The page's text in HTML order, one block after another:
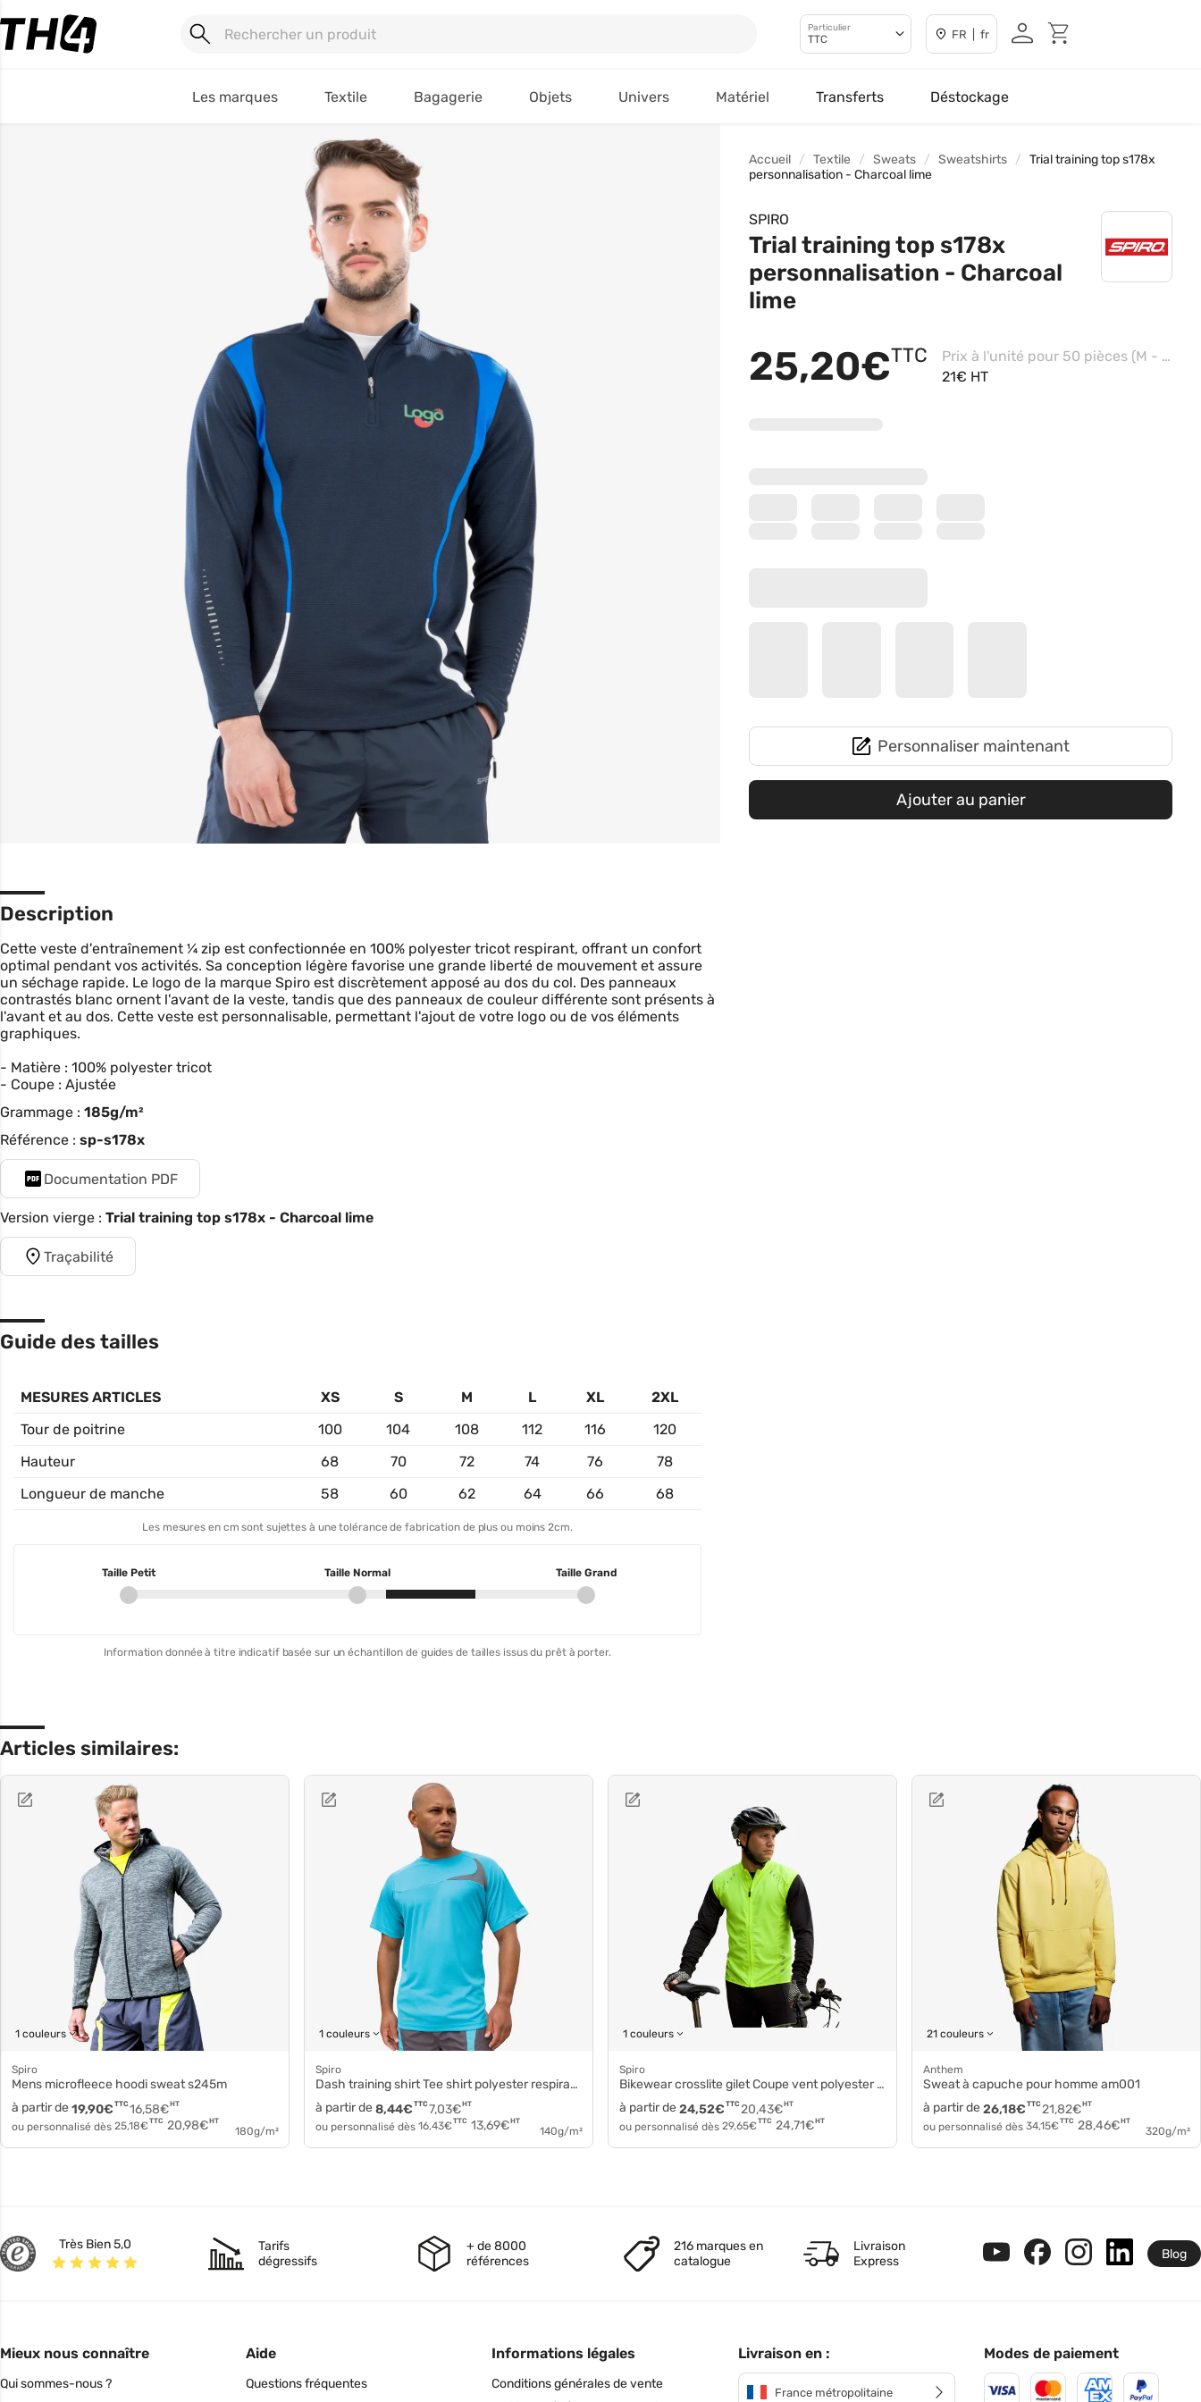
Particulier
TTC FR | fr
Les marques Textile Bagagerie Objets Univers Matériel Transferts Déstockage
Accueil Textile Sweats Sweatshirts
Trial training top s178x
personnalisation - Charcoal lime
SPIRO
Trial training top s178x
personnalisation - Charcoal
lime
25,20€TTC
Prix à l'unité pour 50 pièces (M - Navy/royal/white, Impression coeur)
21€ HT
Personnaliser maintenant
Ajouter au panier
Description
Cette veste d'entraînement ¼ zip est confectionnée en 100% polyester tricot respirant, offrant un confort
optimal pendant vos activités. Sa conception légère favorise une grande liberté de mouvement et assure
un séchage rapide. Le logo de la marque Spiro est discrètement apposé au dos du col. Des panneaux
contrastés blanc ornent l'avant de la veste, tandis que des panneaux de couleur différente sont présents à
l'avant et au dos. Cette veste est personnalisable, permettant l'ajout de votre logo ou de vos éléments
graphiques.
- Matière : 100% polyester tricot
- Coupe : Ajustée
Grammage : 185g/m²
Référence : sp-s178x
Documentation PDF
Version vierge : Trial training top s178x - Charcoal lime
Traçabilité
Guide des tailles
MESURES ARTICLES XS S M L XL
2XL
Tour de poitrine
100 104 108 112 116
120
Hauteur
68 70 72 74 76
78
Longueur de manche
58 60 62 64 66 68
Les mesures en cm sont sujettes à une tolérance de fabrication de plus ou moins 2cm.
Taille Petit Taille Normal Taille Grand
Information donnée à titre indicatif basée sur un échantillon de guides de tailles issus du prêt à porter.
Articles similaires:
1 couleurs
Spiro
Mens microfleece hoodi sweat s245m
à partir de
16,58€HT
19,90€ TTC
ou personnalisé dès 25,18€ TTC 20,98€HT
180g/m²
1 couleurs
Spiro
dash training shirt Tee shirt polyester respirant s182m
à partir de
7,03€HT
8,44€ TTC
ou personnalisé dès 16,43€ TTC 13,69€HT
140g/m²
1 couleurs
Spiro
bikewear crosslite gilet Coupe vent polyester léger s259x
à partir de
20,43€HT
24,52€ TTC
ou personnalisé dès 29,65€ TTC 24,71€HT
21 couleurs
Anthem
Sweat à capuche pour homme am001
à partir de
21,82€HT
26,18€ TTC
ou personnalisé dès 34,15€ TTC 28,46€HT
320g/m²
Très Bien 5,0
Tarifs
dégressifs
+ de 8000
références
216 marques en
catalogue
Livraison
Express
Blog
Mieux nous connaître
Qui sommes-nous ?
Aide
Questions fréquentes
Informations légales
Conditions générales de vente
Livraison en :
France métropolitaine
Modes de paiement